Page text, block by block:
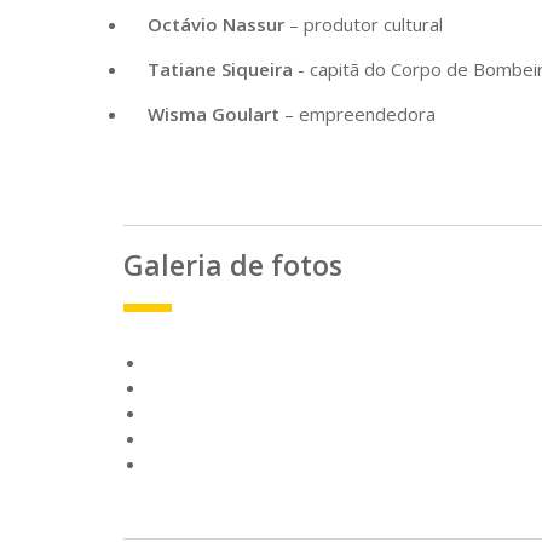
Octávio Nassur – produtor cultural
Tatiane Siqueira - capitã do Corpo de
Wisma Goulart – empreendedora
Galeria de fotos